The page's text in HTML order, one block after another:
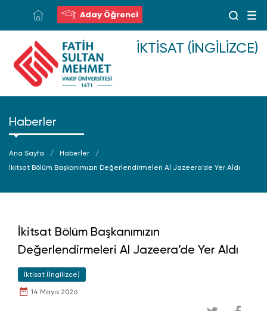
Aday Öğrenci
İKTISAT (İNGILIZCE)
Haberler
Ana Sayfa
Haberler
İkitsat Bölüm Başkanımızın Değerlendirmeleri Al Jazeera’de Yer Aldı
İkitsat Bölüm Başkanımızın
Değerlendirmeleri Al Jazeera’de Yer Aldı
İktisat (İngilizce)
14 Mayıs 2026